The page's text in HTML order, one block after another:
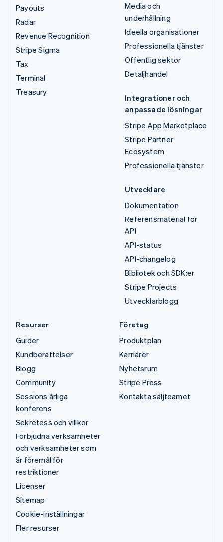
Payouts
Radar
Revenue Recognition
Stripe Sigma
Tax
Terminal
Treasury
Media och
underhållning
Ideella organisationer
Professionella tjänster
Offentlig sektor
Detaljhandel
Integrationer och
anpassade lösningar
Stripe App Marketplace
Stripe Partner
Ecosystem
Professionella tjänster
Utvecklare
Dokumentation
Referensmaterial för
API
API-status
API-changelog
Bibliotek och SDK:er
Stripe Projects
Utvecklarblogg
Resurser
Guider
Kundberättelser
Blogg
Community
Sessions årliga
konferens
Sekretess och villkor
Förbjudna verksamheter
och verksamheter som
är föremål för
restriktioner
Licenser
Sitemap
Cookie-inställningar
Fler resurser
Företag
Produktplan
Karriärer
Nyhetsrum
Stripe Press
Kontakta säljteamet